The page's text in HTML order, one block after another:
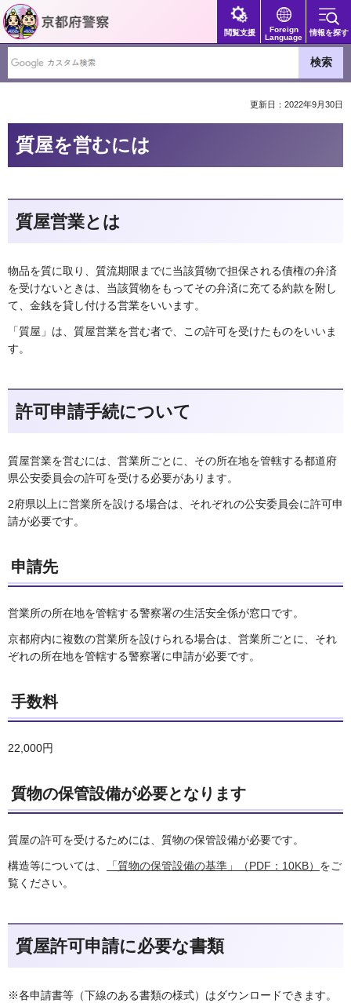
京都府警察
閲覧支援
Foreign
Language
情報を探す
更新日：2022年9月30日
質屋を営むには
質屋営業とは
物品を質に取り、質流期限までに当該質物で担保される債権の弁済
を受けないときは、当該質物をもってその弁済に充てる約款を附し
て、金銭を貸し付ける営業をいいます。
「質屋」は、質屋営業を営む者で、この許可を受けたものをいいま
す。
許可申請手続について
質屋営業を営むには、営業所ごとに、その所在地を管轄する都道府
県公安委員会の許可を受ける必要があります。
2府県以上に営業所を設ける場合は、それぞれの公安委員会に許可申
請が必要です。
申請先
営業所の所在地を管轄する警察署の生活安全係が窓口です。
京都府内に複数の営業所を設けられる場合は、営業所ごとに、それ
ぞれの所在地を管轄する警察署に申請が必要です。
手数料
22,000円
質物の保管設備が必要となります
質屋の許可を受けるためには、質物の保管設備が必要です。
構造等については、 「質物の保管設備の基準」（PDF：10KB） をご
覧ください。
質屋許可申請に必要な書類
※各申請書等（下線のある書類の様式）はダウンロードできます。